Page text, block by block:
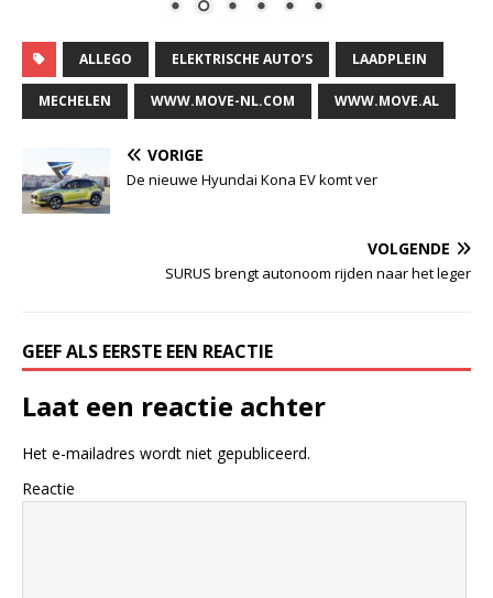
ALLEGO ELEKTRISCHE AUTO’S LAADPLEIN
MECHELEN WWW.MOVE-NL.COM WWW.MOVE.AL
VORIGE
De nieuwe Hyundai Kona EV komt ver
VOLGENDE
SURUS brengt autonoom rijden naar het leger
GEEF ALS EERSTE EEN REACTIE
Laat een reactie achter
Het e-mailadres wordt niet gepubliceerd.
Reactie